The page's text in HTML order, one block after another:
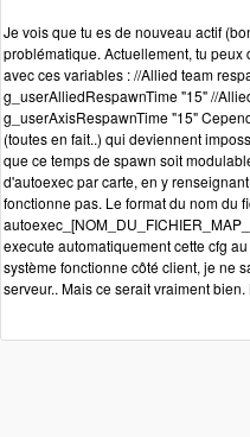
Je vois que tu es de nouveau actif
problématique. Actuellement, tu
avec ces variables : //Allied team
g_userAlliedRespawnTime "15" //
g_userAxisRespawnTime "15"
(toutes en fait..) qui deviennent
que ce temps de spawn soit
d'autoexec par carte, en y
fonctionne pas. Le format du nom du
execute automatiquement cette cfg
système fonctionne côté client, je ne
serveur.. Mais ce serait vraiment bien.